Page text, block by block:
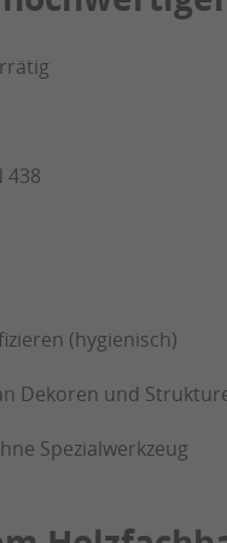
438
(hygienisch)
Dekoren und
Spezialwerkzeug